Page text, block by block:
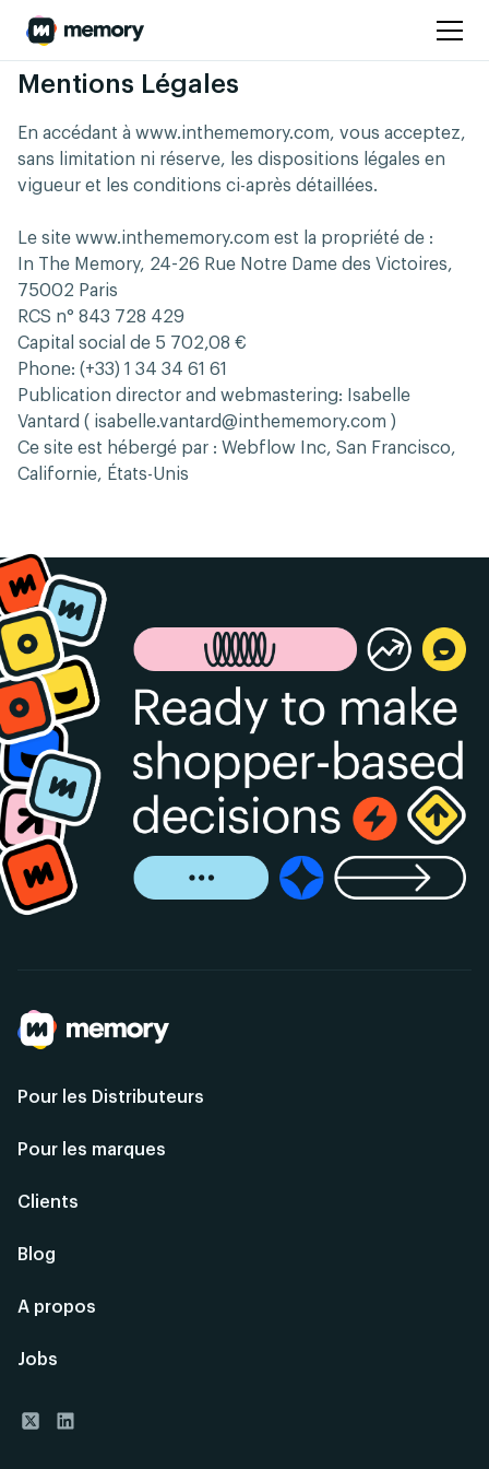
Mentions Légales
En accédant à www.inthememory.com, vous acceptez,
sans limitation ni réserve, les dispositions légales en
vigueur et les conditions ci-après détaillées.
Le site www.inthememory.com est la propriété de :
In The Memory, 24-26 Rue Notre Dame des Victoires,
75002 Paris
RCS n° 843 728 429
Capital social de 5 702,08 €
Phone: (+33) 1 34 34 61 61
Publication director and webmastering: Isabelle
Vantard ( isabelle.vantard@inthememory.com )
Ce site est hébergé par : Webflow Inc, San Francisco,
Californie, États-Unis
Pour les Distributeurs
Pour les marques
Clients
Blog
A propos
Jobs